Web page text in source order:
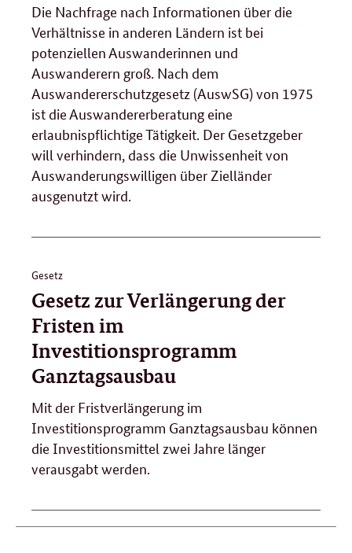
Die Nachfrage nach Informationen über die
Verhältnisse in anderen Ländern ist bei
potenziellen Auswanderinnen und
Auswanderern groß. Nach dem
Auswandererschutzgesetz (AuswSG) von 1975
ist die Auswandererberatung eine
erlaubnispflichtige Tätigkeit. Der Gesetzgeber
will verhindern, dass die Unwissenheit von
Auswanderungswilligen über Zielländer
ausgenutzt wird.
Gesetz
Gesetz zur Verlängerung der
Fristen im
Investitionsprogramm
Ganztagsausbau
Mit der Fristverlängerung im
Investitionsprogramm Ganztagsausbau können
die Investitionsmittel zwei Jahre länger
verausgabt werden.